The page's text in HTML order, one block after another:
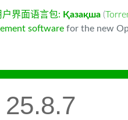
户界面语言包: Қазақша (
software for the new
25.8.7